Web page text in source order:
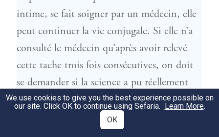
intime, se fait soigner par un médecin, elle
peut continuer la vie conjugale. Si elle n’a
consulté le médecin qu’après avoir relevé
cette tache trois fois consécutives, on doit
se demander si la science a pu réellement
remédier à l’état de la malade. Cependant,
si dans ce cas, la femme s’est fait soigner par
un médecin israélite, au courant de la
We use cookies to give you the best experience possible on
our site. Click OK to continue using Sefaria. Learn More.
OK